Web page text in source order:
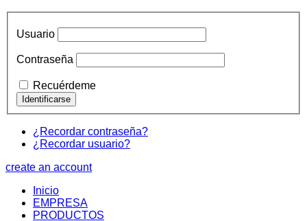
Usuario
Contraseña
Recuérdeme
¿Recordar contraseña?
¿Recordar usuario?
create an account
Inicio
EMPRESA
PRODUCTOS